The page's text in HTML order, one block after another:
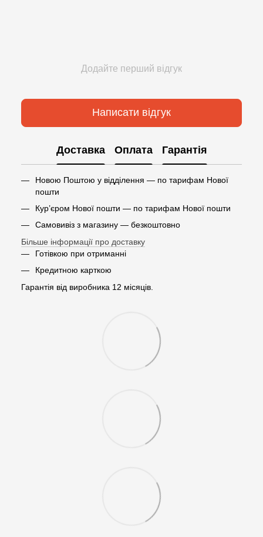
Додайте перший відгук
Написати відгук
Доставка Оплата Гарантія
Новою Поштою у відділення — по тарифам Нової
пошти
Кур’єром Нової пошти — по тарифам Нової пошти
Самовивіз з магазину — безкоштовно
Більше інформації про доставку
Готівкою при отриманні
Кредитною карткою
Гарантія від виробника 12 місяців.